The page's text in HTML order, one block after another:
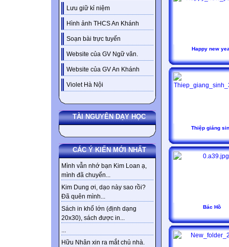
Lưu giữ kỉ niệm
Hình ảnh THCS An Khánh
Soạn bài trực tuyến
Website của GV Ngữ văn.
Website của GV An Khánh
Violet Hà Nội
TÀI NGUYÊN DẠY HỌC
CÁC Ý KIẾN MỚI NHẤT
Mình vẫn nhớ bạn Kim Loan ạ,
mình đã chuyển...
Kim Dung ơi, dạo này sao rồi?
Đã quên mình...
Sách in khổ lớn (định dạng
20x30), sách được in...
...
Hữu Nhân xin ra mắt chủ nhà.
Happy new
Thiệp giáng
Bác Hồ